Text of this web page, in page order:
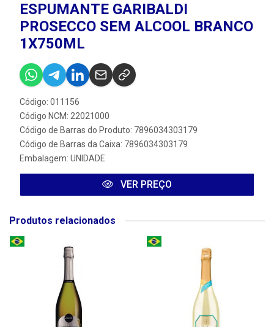
ESPUMANTE GARIBALDI
PROSECCO SEM ALCOOL BRANCO
1X750ML
Código: 011156
Código NCM: 22021000
Código de Barras do Produto: 7896034303179
Código de Barras da Caixa: 7896034303179
Embalagem: UNIDADE
VER PREÇO
Produtos relacionados